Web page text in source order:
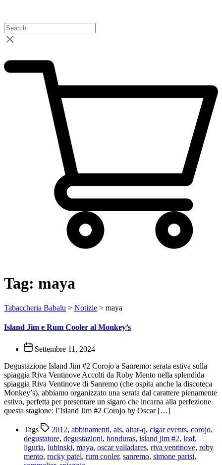
Tag: maya
Tabaccheria Babalu > Notizie > maya
Island Jim e Rum Cooler al Monkey’s
Settembre 11, 2024
Degustazione Island Jim #2 Corojo a Sanremo: serata estiva sulla
spiaggia Riva Ventinove Accolti da Roby Mento nella splendida
spiaggia Riva Ventinove di Sanremo (che ospita anche la discoteca
Monkey’s), abbiamo organizzato una serata dal carattere pienamente
estivo, perfetta per presentare un sigaro che incarna alla perfezione
questa stagione: l’Island Jim #2 Corojo by Oscar […]
Tags 2012, abbinamenti, ais, altar-q, cigar events, corojo,
degustatore, degustazioni, honduras, island jim #2, leaf,
liguria, lubinski, maya, oscar valladares, riva ventinove, roby
mento, rocky patel, rum cooler, sanremo, simone parisi,